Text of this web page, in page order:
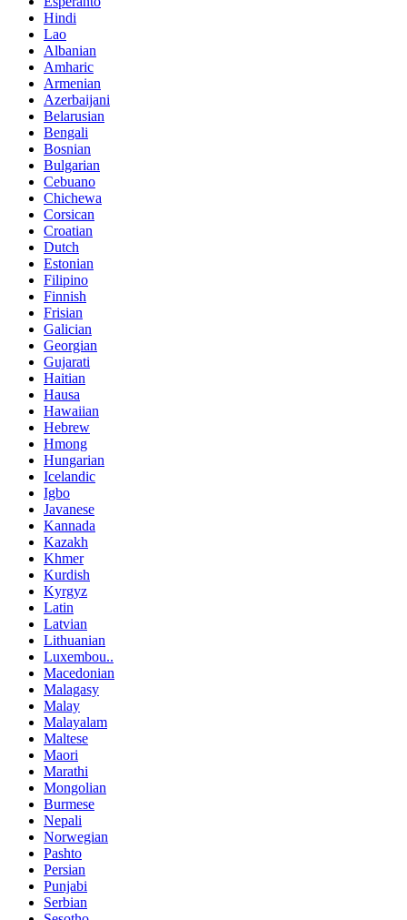
Hindi
Lao
Albanian
Amharic
Armenian
Azerbaijani
Belarusian
Bengali
Bosnian
Bulgarian
Cebuano
Chichewa
Corsican
Croatian
Dutch
Estonian
Filipino
Finnish
Frisian
Galician
Georgian
Gujarati
Haitian
Hausa
Hawaiian
Hebrew
Hmong
Hungarian
Icelandic
Igbo
Javanese
Kannada
Kazakh
Khmer
Kurdish
Kyrgyz
Latin
Latvian
Lithuanian
Luxembou..
Macedonian
Malagasy
Malay
Malayalam
Maltese
Maori
Marathi
Mongolian
Burmese
Nepali
Norwegian
Pashto
Persian
Punjabi
Serbian